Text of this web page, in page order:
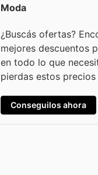
Moda
¿Buscás ofertas?
mejores descuentos
en todo lo que
pierdas estos precios
Conseguilos ahora